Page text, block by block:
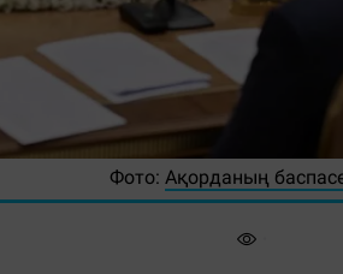
Фото: Ақорданың